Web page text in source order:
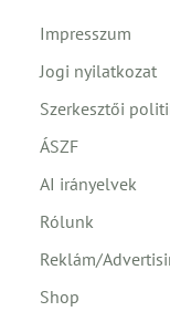
Impresszum
Jogi nyilatkozat
Szerkesztői
ÁSZF
AI irányelvek
Rólunk
Reklám/
Shop